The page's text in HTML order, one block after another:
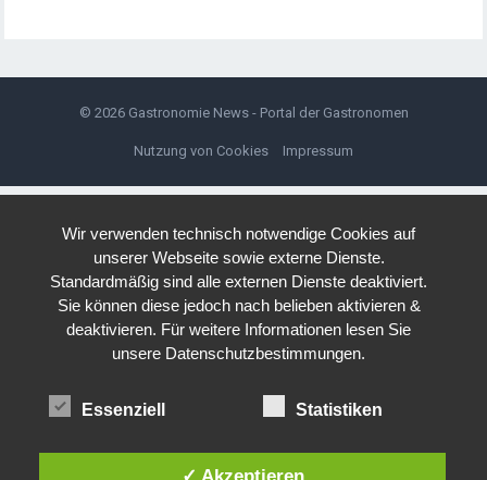
Wir verwenden technisch notwendige Cookies auf
unserer Webseite sowie externe Dienste.
Standardmäßig sind alle externen Dienste deaktiviert.
Sie können diese jedoch nach belieben aktivieren &
deaktivieren. Für weitere Informationen lesen Sie
unsere Datenschutzbestimmungen.
Essenziell Statistiken
✓ Akzeptieren